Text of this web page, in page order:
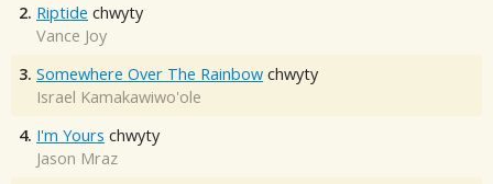
2. Riptide chwyty
Vance Joy
3. Somewhere Over The Rainbow chwyty
Israel Kamakawiwo'ole
4. I'm Yours chwyty
Jason Mraz